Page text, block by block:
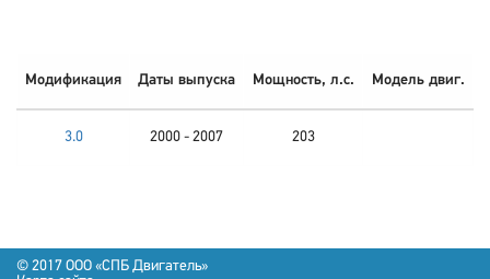
Модификация Даты выпуска Мощность, л.с. Модель двиг.
3.0 2000 - 2007 203
© 2017 OOO «СПБ Двигатель»